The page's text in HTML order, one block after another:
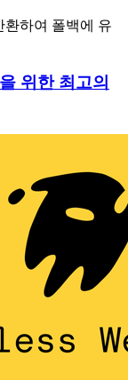
환하여 폴백에 유
위한 최고의